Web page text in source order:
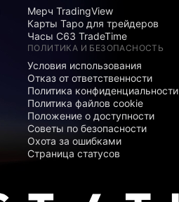
Мерч TradingView
Карты Таро для трейдеров
Часы C63 TradeTime
ПОЛИТИКА И БЕЗОПАСНОСТЬ
Условия использования
Отказ от ответственности
Политика конфиденциальности
Политика файлов cookie
Положение о доступности
Советы по безопасности
Охота за ошибками
Страница статусов